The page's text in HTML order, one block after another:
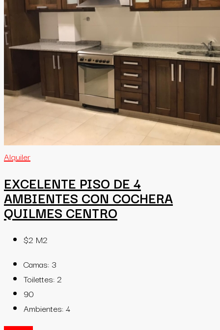
Alquiler
EXCELENTE PISO DE 4
AMBIENTES CON COCHERA
QUILMES CENTRO
$2 M2
Camas: 3
Toilettes:2
90
Ambientes:4